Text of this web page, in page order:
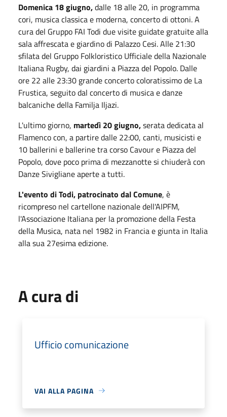
Domenica 18 giugno,dalle 18 alle 20, in programma
cori, musica classica e moderna, concerto di ottoni. A
cura del Gruppo FAI Todi due visite guidate gratuite alla
sala affrescata e giardino di Palazzo Cesi. Alle 21:30
sfilata del Gruppo Folkloristico Ufficiale della Nazionale
Italiana Rugby, dai giardini a Piazza del Popolo. Dalle
ore 22 alle 23:30 grande concerto coloratissimo de La
Frustica, seguito dal concerto di musica e danze
balcaniche della Familja Iljazi.
L'ultimo giorno, martedì 20 giugno,serata dedicata al
Flamenco con, a partire dalle 22:00, canti, musicisti e
10 ballerini e ballerine tra corso Cavour e Piazza del
Popolo, dove poco prima di mezzanotte si chiuderà con
Danze Sivigliane aperte a tutti.
L'evento di Todi, patrocinato dal Comune, è
ricompreso nel cartellone nazionale dell'AIPFM,
l'Associazione Italiana per la promozione della Festa
della Musica, nata nel 1982 in Francia e giunta in Italia
alla sua 27esima edizione.
A cura di
Ufficio comunicazione
VAI ALLA PAGINA